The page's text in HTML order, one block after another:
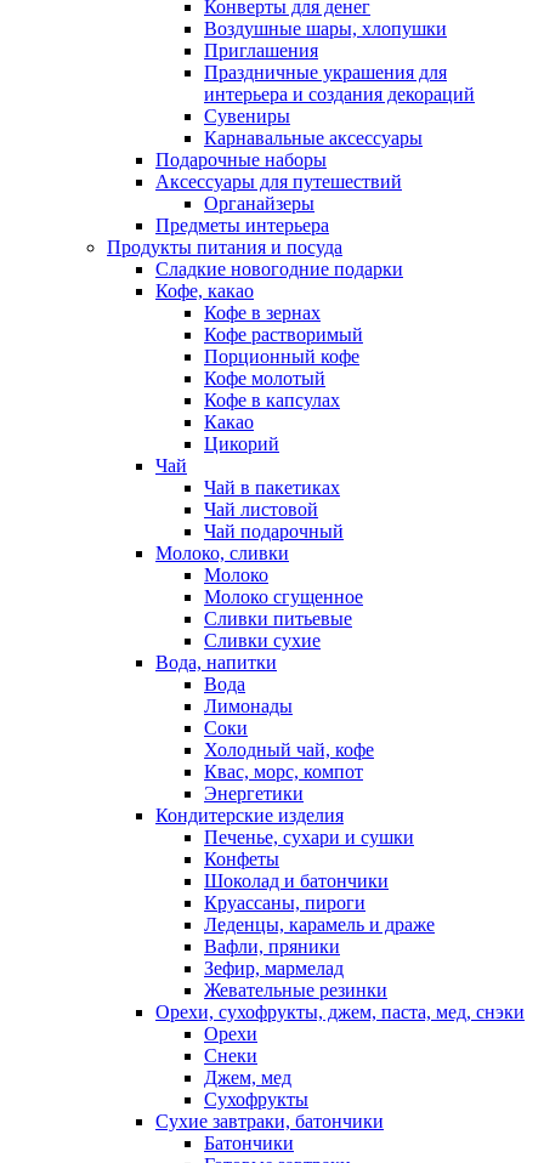
Конверты для денег
Воздушные шары, хлопушки
Приглашения
Праздничные украшения для
интерьера и создания декораций
Сувениры
Карнавальные аксессуары
Подарочные наборы
Аксессуары для путешествий
Органайзеры
Предметы интерьера
Продукты питания и посуда
Сладкие новогодние подарки
Кофе, какао
Кофе в зернах
Кофе растворимый
Порционный кофе
Кофе молотый
Кофе в капсулах
Какао
Цикорий
Чай
Чай в пакетиках
Чай листовой
Чай подарочный
Молоко, сливки
Молоко
Молоко сгущенное
Сливки питьевые
Сливки сухие
Вода, напитки
Вода
Лимонады
Соки
Холодный чай, кофе
Квас, морс, компот
Энергетики
Кондитерские изделия
Печенье, сухари и сушки
Конфеты
Шоколад и батончики
Круассаны, пироги
Леденцы, карамель и драже
Вафли, пряники
Зефир, мармелад
Жевательные резинки
Орехи, сухофрукты, джем, паста, мед, снэки
Орехи
Снеки
Джем, мед
Сухофрукты
Сухие завтраки, батончики
Батончики